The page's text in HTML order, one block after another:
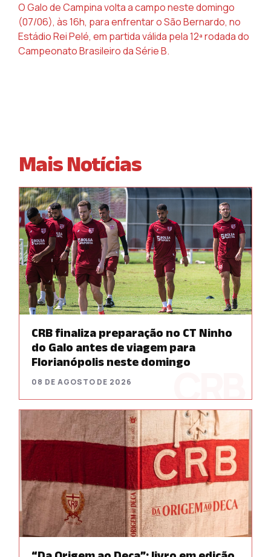
O Galo de Campina volta a campo neste domingo
(07/06), às 16h, para enfrentar o São Bernardo, no
Estádio Rei Pelé, em partida válida pela 12ª rodada do
Campeonato Brasileiro da Série B.
Mais Notícias
CRB finaliza preparação no CT Ninho
do Galo antes de viagem para
Florianópolis neste domingo
08 DE AGOSTO DE 2026